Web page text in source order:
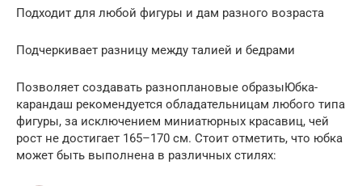
Подходит для любой фигуры и дам разного возраста
Подчеркивает разницу между талией и бедрами
Позволяет создавать разноплановые образыЮбка-
карандаш рекомендуется обладательницам любого типа
фигуры, за исключением миниатюрных красавиц, чей
рост не достигает 165–170 см. Стоит отметить, что юбка
может быть выполнена в различных стилях: